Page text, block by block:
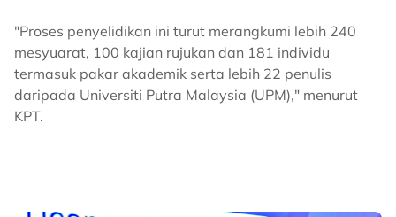
"Proses penyelidikan ini turut merangkumi lebih 240
mesyuarat, 100 kajian rujukan dan 181 individu
termasuk pakar akademik serta lebih 22 penulis
daripada Universiti Putra Malaysia (UPM)," menurut
KPT.